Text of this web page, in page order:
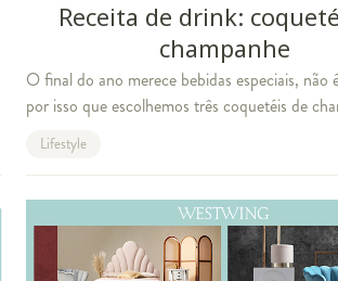
Receita de drink:
champanhe
O final do ano merece bebidas especiais, não
por isso que escolhemos três coquetéis de
você impressionar seus convidados com
na festa de Ano Novo. Confir
Lifestyle